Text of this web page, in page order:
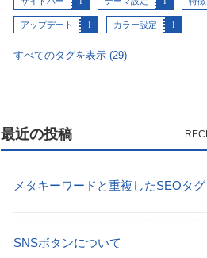
アップデート
1 カラー設定 1
すべてのタグを表示 (29)
最近の投稿
メタキーワードと重複したSEOタグ
SNSボタンについて